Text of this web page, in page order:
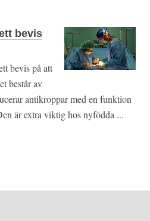
bevis
bevis på att
består av
antikroppar med en funktion
är extra viktig hos nyfödda ...